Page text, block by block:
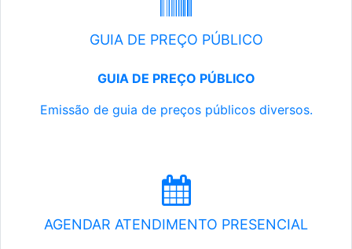
GUIA DE PREÇO PÚBLICO
GUIA DE PREÇO PÚBLICO
Emissão de guia de preços públicos diversos.
AGENDAR ATENDIMENTO PRESENCIAL